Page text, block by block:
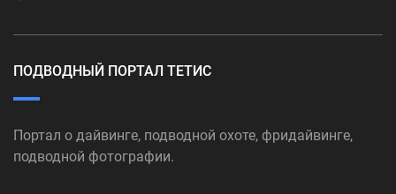
ПОДВОДНЫЙ ПОРТАЛ ТЕТИС
Портал о дайвинге, подводной охоте, фридайвинге,
подводной фотографии.